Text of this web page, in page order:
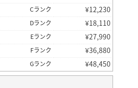
Cランク ¥12,230
Dランク ¥18,110
Eランク ¥27,990
Fランク ¥36,880
Gランク ¥48,450